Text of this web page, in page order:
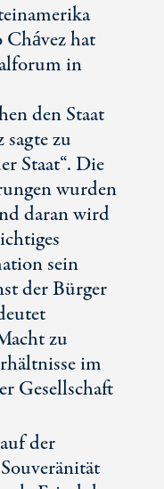
hat
in
den Staat
zu
Staat“. Die
wurden
daran wird
sein
der Bürger
zu
im
Gesellschaft
der